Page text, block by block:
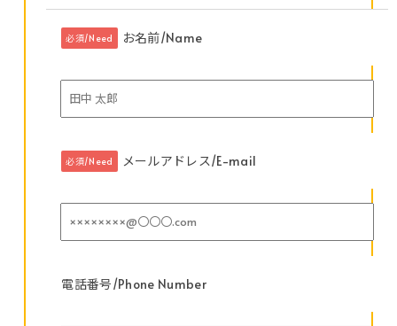
必須/Need お名前/Name
必須/Need メールアドレス/E-mail
電話番号/Phone Number